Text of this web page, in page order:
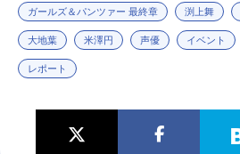
ガールズ＆パンツァー 最終章 渕上舞
大地葉 米澤円 声優 イベント
レポート